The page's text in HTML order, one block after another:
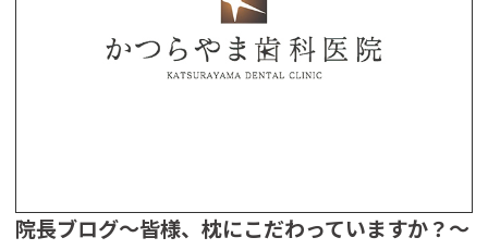
院長ブログ～皆様、枕にこだわっていますか？～